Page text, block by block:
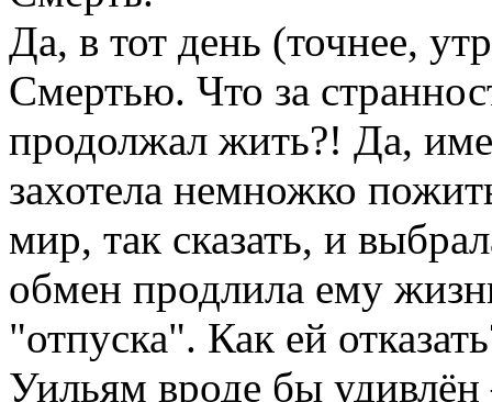
Да, в тот день (точнее,
Смертью. Что за
продолжал жить?! Да,
захотела немножко
мир, так сказать, и
обмен продлила ему
"отпуска". Как ей
Уильям вроде бы